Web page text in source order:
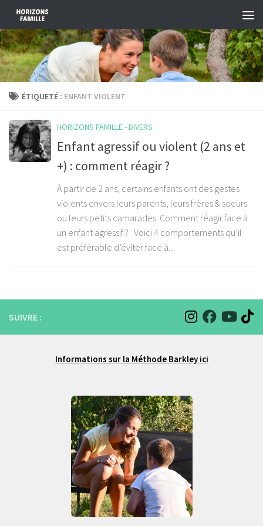
Skip to content
ÉTIQUETÉ : ENFANT VIOLENT
HORIZONS FAMILLE - DIVERS
Enfant agressif ou violent (2 ans et
+) : comment réagir ?
À partir de 2 ans, certains enfants ont des gestes
violents envers leurs parents, leurs frères & soeurs
ou leurs petits camarades. Comment réagir face à
un enfant agressif ? Voici 4 comportements qu’il
est préférable d’éviter face à...
SUIVRE :
Informations sur la Méthode Barkley ici